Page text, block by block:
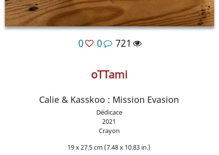
0 0 721
oTTami
Calie & Kasskoo : Mission Evasion
Dédicace
2021
Crayon
19 x 27.5 cm (7.48 x 10.83 in.)